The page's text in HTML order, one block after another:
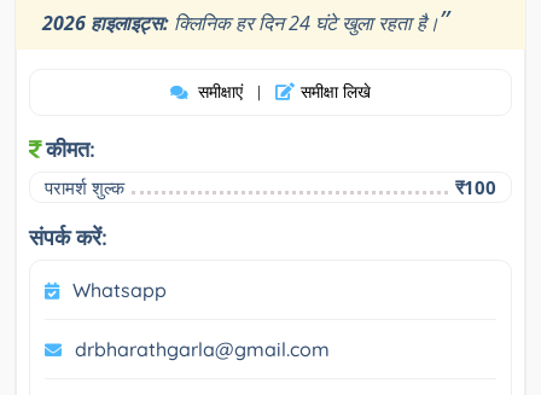
2026 हाइलाइट्स: क्लिनिक हर दिन 24 घंटे खुला रहता है।”
समीक्षाएं | समीक्षा लिखे
कीमत:
परामर्श शुल्क ₹100
संपर्क करें:
Whatsapp
drbharathgarla@gmail.com